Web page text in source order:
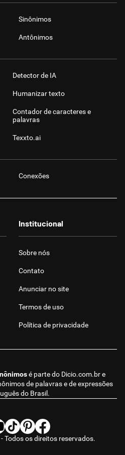
Sinônimos
Antônimos
Detector de IA
Humanizar texto
Contador de caracteres e
palavras
Texxto.ai
Conexões
é parte do Dicio.com.bre
de palavras e de expressões
do Brasil.
Institucional
Sobre nós
Contato
Anunciar no site
Termos de uso
Política de privacidade
Todos os direitos reservados.